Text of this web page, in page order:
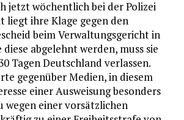
jetzt wöchentlich bei der Polizei
liegt ihre Klage gegen den
beim Verwaltungsgericht in
abgelehnt werden, muss sie
Tagen Deutschland verlassen.
gegenüber Medien, in diesem
einer Ausweisung besonders
wegen einer vorsätzlichen